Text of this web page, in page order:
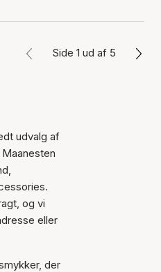
Side 1 ud af 5
udvalg af
og vi
eller
der